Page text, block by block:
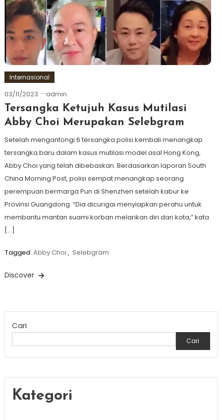
Internasional
03/11/2023 admin
Tersangka Ketujuh Kasus Mutilasi
Abby Choi Merupakan Selebgram
Setelah mengantongi 6 tersangka polisi kembali menangkap
tersangka baru dalam kasus mutilasi model asal Hong Kong,
Abby Choi yang telah dibebaskan. Berdasarkan laporan South
China Morning Post, polisi sempat menangkap seorang
perempuan bermarga Pun di Shenzhen setelah kabur ke
Provinsi Guangdong. “Dia dicurigai menyiapkan perahu untuk
membantu mantan suami korban melarikan diri dari kota,” kata
[…]
Tagged Abby Choi , Selebgram
Discover
Cari
Cari
Kategori